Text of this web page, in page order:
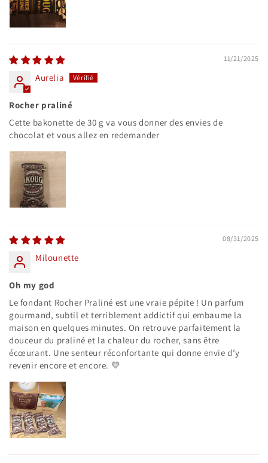
11/21/2025
Aurelia
Rocher praliné
Cette bakonette de 30 g va vous donner des envies de
chocolat et vous allez en redemander
08/31/2025
Milounette
Oh my god
Le fondant Rocher Praliné est une vraie pépite ! Un parfum
gourmand, subtil et terriblement addictif qui embaume la
maison en quelques minutes. On retrouve parfaitement la
douceur du praliné et la chaleur du rocher, sans être
écœurant. Une senteur réconfortante qui donne envie d’y
revenir encore et encore. 💛